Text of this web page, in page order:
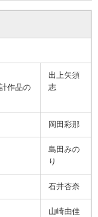
作品の
出上矢須
志
岡田彩那
島田みの
り
石井杏奈
山崎由佳